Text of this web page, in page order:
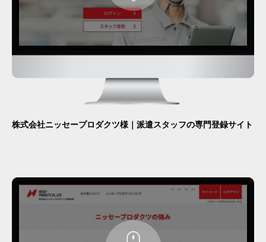
株式会社ニッセープロダクツ様｜派遣スタッフの専門登録サイト